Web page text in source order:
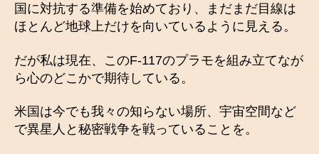
国に対抗する準備を始めており、まだまだ目線は
ほとんど地球上だけを向いているように見える。
だが私は現在、このF-117のプラモを組み立てなが
ら心のどこかで期待している。
米国は今でも我々の知らない場所、宇宙空間など
で異星人と秘密戦争を戦っていることを。